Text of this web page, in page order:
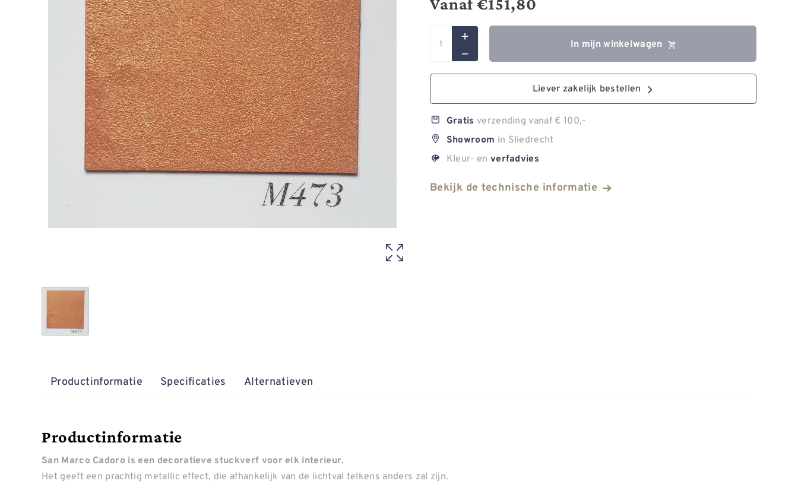
Vanaf€151,80
In mijn winkelwagen
Liever zakelijk bestellen
Gratis verzending vanaf € 100,-
Showroom in Sliedrecht
Kleur- en verfadvies
Bekijk de technische informatie
Productinformatie Specificaties Alternatieven
Productinformatie
San Marco Cadoro is een decoratieve stuckverf voor elk interieur.
Het geeft een prachtig metallic effect, die afhankelijk van de lichtval telkens anders zal zijn.